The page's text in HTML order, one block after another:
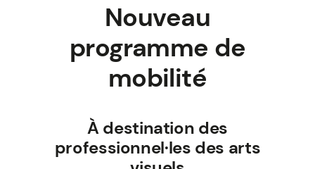
Nouveau
programme de
mobilité
À destination des
professionnel·les des arts